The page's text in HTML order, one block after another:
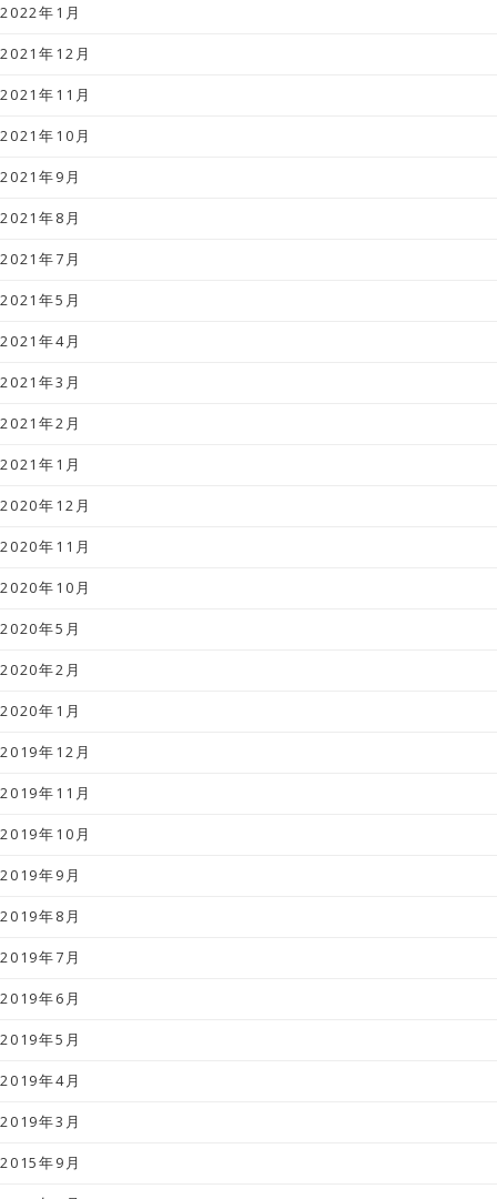
2022年1月
2021年12月
2021年11月
2021年10月
2021年9月
2021年8月
2021年7月
2021年5月
2021年4月
2021年3月
2021年2月
2021年1月
2020年12月
2020年11月
2020年10月
2020年5月
2020年2月
2020年1月
2019年12月
2019年11月
2019年10月
2019年9月
2019年8月
2019年7月
2019年6月
2019年5月
2019年4月
2019年3月
2015年9月